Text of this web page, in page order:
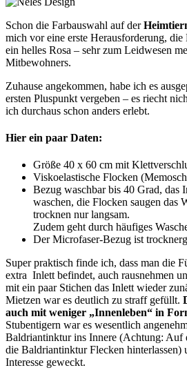
Schon die Farbauswahl auf der
mich vor eine erste Herausforderung,
ein helles Rosa – sehr zum Leidwesen
Mitbewohners.
Zuhause angekommen, habe ich es
ersten Pluspunkt vergeben – es riecht
ich durchaus schon anders erlebt.
Hier ein paar Daten:
Größe 40 x 60 cm mit
Viskoelastische Flocken
Bezug waschbar bis 40 Grad, das
waschen, die Flocken saugen das
trocknen nur langsam.
Zudem geht durch häufiges
Der Microfaser-Bezug ist
Super praktisch finde ich, dass man die
extra Inlett befindet, auch rausnehmen
mit ein paar Stichen das Inlett wieder
Mietzen war es deutlich zu straff gefüllt.
auch mit weniger „Innenleben“ in
Stubentigern war es wesentlich
Baldriantinktur ins Innere (Achtung: Auf
die Baldriantinktur Flecken hinterlassen)
Interesse geweckt.